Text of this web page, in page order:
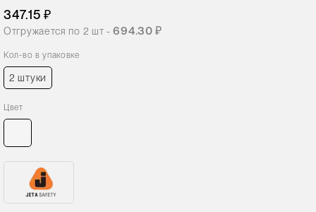
347.15 ₽
Отгружается по 2 шт -694.30 ₽
Кол-во в упаковке
2 штуки
Цвет